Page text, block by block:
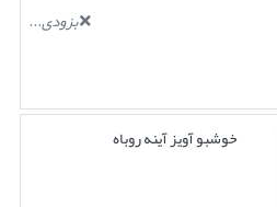
بزودی...
خوشبو آویز آینه روباه